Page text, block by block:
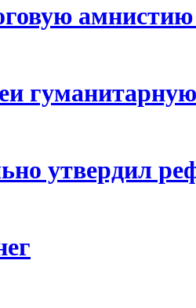
утвердил